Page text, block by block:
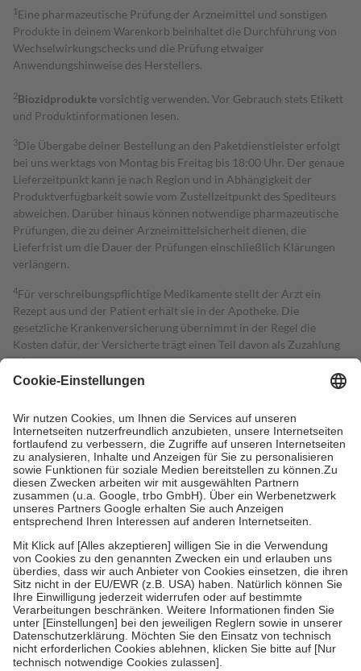
1 Eine pharmazeutische Prüfung der Arzneimittel und sonstigen
Produkte in deinem Warenkorb beinhaltet die Durchführung von
Wechselwirkungschecks und die Prüfung etwaiger
Anwendungshinweise des Herstellers.
2Biozidproduktevorsichtig verwenden. Vor Gebrauch stets Etikett
und Produktinformationen lesen.
3Die Übergabe deiner Bestellung an den Paketdienstleister erfolgt
bei uns werktags von Montag bis Freitag bis 18:00 Uhr. Der genaue
Lieferzeitpunkt kann je nach Region und in Abhängigkeit der
Produktverfügbarkeit sowie vom Zustellzeitpunkt des Spediteurs
abweichen. Darüber hinaus können notwendige pharmazeutische
Prüfungen, die zu deiner Arzneimittelsicherheit dienen, die
Lieferfrist um die Dauer der Prüfungen einschließlich Klärungen
verlängern.
4Für verschreibungspflichtige Medikamente stellt der Arzt ein
Rezept aus und der Patient erhält sie in der Apotheke. Die
gesetzliche Krankenversicherung übernimmt in der Regel die
Kosten dafür, der Versicherte trägt einen Teil davon als Zuzahlung
mit.
Grundsätzlich leisten Mitglieder Zuzahlungen in Höhe von zehn
höchstens zehn Euro.
Es sind jedoch nie mehr als die tatsächlichen
Kosten der Leistung zu entrichten.
Diese Regeln gelten grundsätzlich auch für Online-Apotheken.
Bei Heilmitteln und häuslicher Krankenpflege beträgt die
Zuzahlung zehn Prozent der Kosten sowie zehn Euro je
Verordnung.
Um das Engagement der Versicherten für ihre eigene Gesundheit zu
stärken und die besondere Stellung der Familie zu unterstützen,
fallenkeine Zuzahlungenan bei:
• Kindern und Jugendlichen bis zum vollendeten 18. Lebensjahr
mit Ausnahme der Fahrkosten
• Untersuchungen zur Vorsorge und Früherkennung, die von der
GKV getragen werden
• empfohlenen Schutzimpfungen
• Harn- und Blutteststreifen